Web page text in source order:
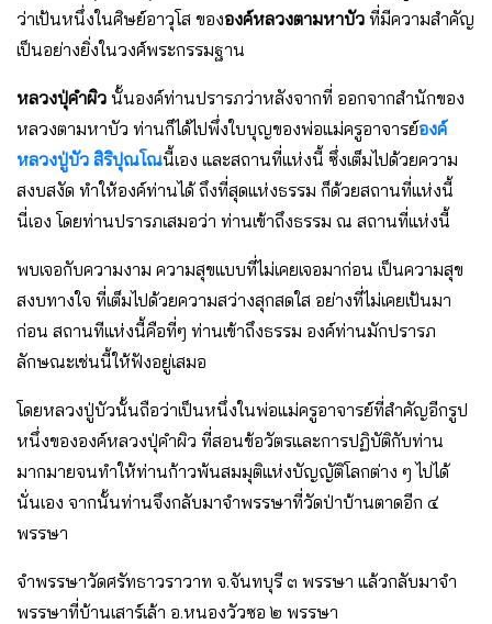
ว่าเป้นหนึ่งในศิษย์อาวุโส ขององค์หลวงตามหาบัว ที่มีความสำคัญ
เป็นอย่างยิ่งในวงศ์พระกรรมฐาน
หลวงปุ่คำผิว นั้นองค์ท่านปรารภว่าหลังจากที่ ออกจากสำนักของ
หลวงตามหาบัว ท่านก็ได้ไปพึ่งใบบุญของพ่อแม่ครูอาจารย์องค์
หลวงปู่บัว สิริปุณโณนี้เอง และสถานที่แห่งนี้ ซึ่งเต็มไปด้วยความ
สงบสงัด ทำให้องค์ท่านได้ ถึงที่สุดแห่งธรรม ก็ด้วยสถานที่แห่งนี้
นี่เอง โดยท่านปรารภเสมอว่า ท่านเข้าถึงธรรม ณ สถานที่แห่งนี้
พบเจอกับความงาม ความสุขแบบที่ไม่เคยเจอมาก่อน เป็นความสุข
สงบทางใจ ที่เต็มไปด้วยความสว่างสุกสดใส อย่างที่ไม่เคยเป้นมา
ก่อน สถานทีแห่งนี้คือที่ๆ ท่านเข้าถึงธรรม องค์ท่านมักปรารภ
ลักษณะเช่นนี้ให้ฟังอยู่เสมอ
โดยหลวงปู่บัวนั้นถือว่าเป็นหนึ่งในพ่อแม่ครูอาจารย์ที่สำคัญอีกรูป
หนึ่งขององค์หลวงปุ่คำผิว ที่สอนข้อวัตรและการปฏิบัติกับท่าน
มากมายจนทำให้ท่านก้าวพ้นสมมุติแห่งบัญญัติโลกต่าง ๆ ไปได้
นั่นเอง จากนั้นท่านจึงกลับมาจำพรรษาที่วัดป่าบ้านตาดอีก ๔
พรรษา
จำพรรษาวัดศรัทธาวราวาท จ.จันทบุรี ๓ พรรษา แล้วกลับมาจำ
พรรษาที่บ้านเสาร์เล้า อ.หนองวัวซอ ๒ พรรษา